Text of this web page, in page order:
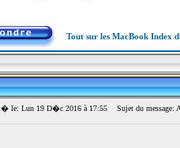
Tout sur les MacBook Index
le: Lun 19 D�c 2016 à 17:55 Sujet du message: